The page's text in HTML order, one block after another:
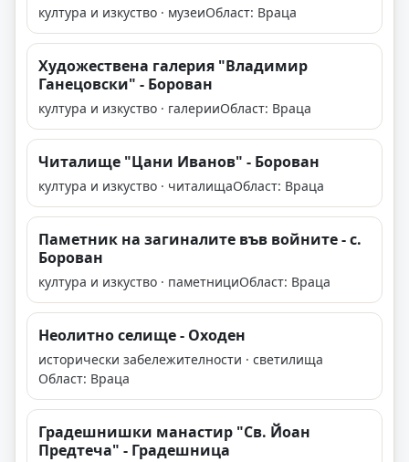
култура и изкуство · музеиОбласт: Враца
Художествена галерия "Владимир
Ганецовски" - Борован
култура и изкуство · галерииОбласт: Враца
Читалище "Цани Иванов" - Борован
култура и изкуство · читалищаОбласт: Враца
Паметник на загиналите във войните - с.
Борован
култура и изкуство · паметнициОбласт: Враца
Неолитно селище - Оходен
исторически забележителности · светилища
Област: Враца
Градешнишки манастир "Св. Йоан
Предтеча" - Градешница